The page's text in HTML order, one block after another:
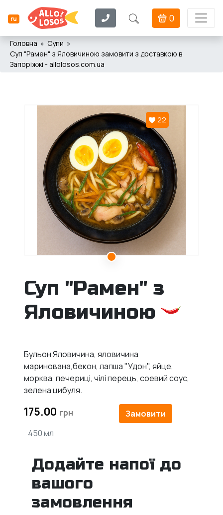
ru 0
Головна
Супи
Суп "Рамен" з Яловичиною замовити з доставкою в
Запоріжжі - allolosos.com.ua
22
Суп "Рамен" з
Яловичиною
Бульон Яловичина, яловичина
маринована,бекон, лапша "Удон", яйце,
морква, печериці, чілі перець, соевий соус,
зелена цибуля.
175.00
Замовити
450 мл
Додайте напої до
вашого
замовлення